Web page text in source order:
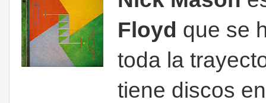
Floyd que se
toda la
tiene discos